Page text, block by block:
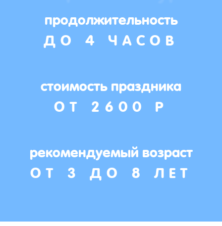
продолжительность
ДО 4 ЧАСОВ
стоимость праздника
ОТ 2600 Р
рекомендуемый возраст
ОТ 3 ДО 8 ЛЕТ